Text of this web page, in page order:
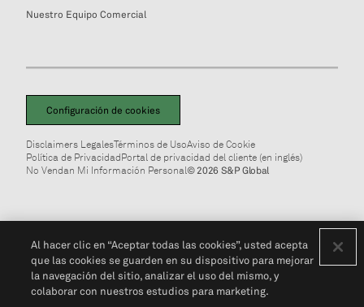
Nuestro Equipo Comercial
Configuración de cookies
Disclaimers LegalesTérminos de UsoAviso de Cookie
Política de PrivacidadPortal de privacidad del cliente (en inglés)
No Vendan Mi Información Personal© 2026 S&P Global
Al hacer clic en “Aceptar todas las cookies”, usted acepta
que las cookies se guarden en su dispositivo para mejorar
la navegación del sitio, analizar el uso del mismo, y
colaborar con nuestros estudios para marketing.